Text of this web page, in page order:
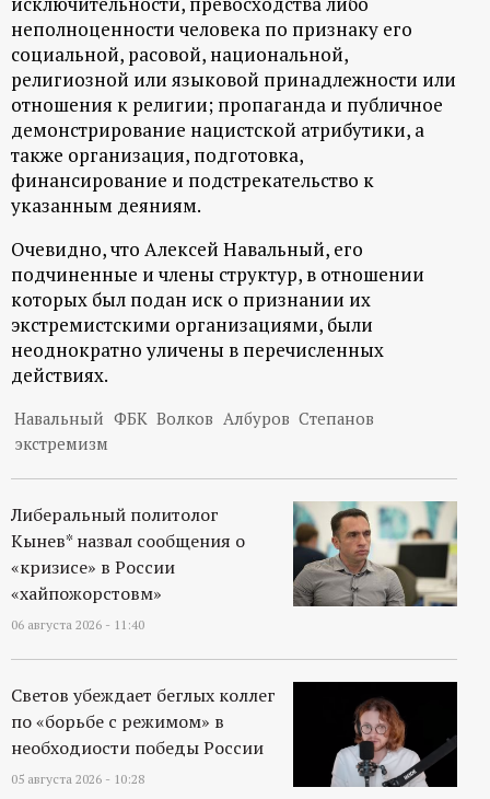
неполноценности человека по признаку его
социальной, расовой, национальной,
религиозной или языковой принадлежности или
отношения к религии; пропаганда и публичное
демонстрирование нацистской атрибутики, а
также организация, подготовка,
финансирование и подстрекательство к
указанным деяниям.
Очевидно, что Алексей Навальный, его
подчиненные и члены структур, в отношении
которых был подан иск о признании их
экстремистскими организациями, были
неоднократно уличены в перечисленных
действиях.
Навальный ФБК Волков Албуров Степанов
экстремизм
Либеральный политолог
Кынев* назвал сообщения о
«кризисе» в России
«хайпожорстовм»
06 августа 2026 - 11:40
Светов убеждает беглых коллег
по «борьбе с режимом» в
необходиости победы России
05 августа 2026 - 10:28